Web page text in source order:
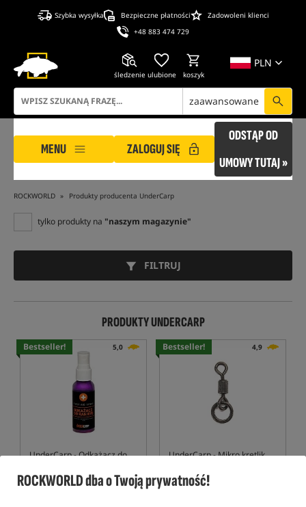
ROCKWORLD dba o Twoją prywatność!
Szybka wysyłka Bezpieczne płatności
Zadowoleni klienci
+48 883 474 729
PLN
śledzenie ulubione koszyk
zaawansowane
MENU ZALOGUJ SIĘ
ODSTĄP OD
UMOWY TUTAJ »
ROCKWORLD Produkty producenta UnderCarp
tylko produkty na "naszym magazynie"
FILTRUJ
PRODUKTY UNDERCARP
Bestseller! 5,0
UnderCarp- Odkażacz do
Odkażacz do ryb
Bestseller! 4,9
UnderCarp- Mikro krętlik
Mikrokrętlik z kółkiem